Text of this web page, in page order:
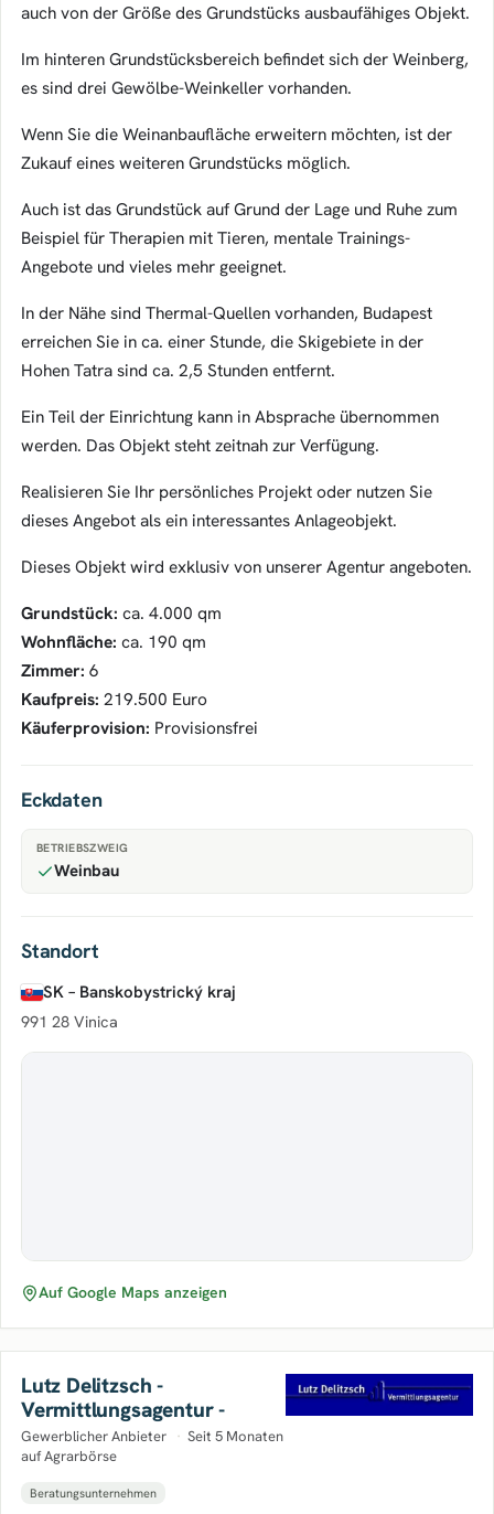
auch von der Größe des Grundstücks ausbaufähiges Objekt.
Im hinteren Grundstücksbereich befindet sich der Weinberg,
es sind drei Gewölbe-Weinkeller vorhanden.
Wenn Sie die Weinanbaufläche erweitern möchten, ist der
Zukauf eines weiteren Grundstücks möglich.
Auch ist das Grundstück auf Grund der Lage und Ruhe zum
Beispiel für Therapien mit Tieren, mentale Trainings-
Angebote und vieles mehr geeignet.
In der Nähe sind Thermal-Quellen vorhanden, Budapest
erreichen Sie in ca. einer Stunde, die Skigebiete in der
Hohen Tatra sind ca. 2,5 Stunden entfernt.
Ein Teil der Einrichtung kann in Absprache übernommen
werden. Das Objekt steht zeitnah zur Verfügung.
Realisieren Sie Ihr persönliches Projekt oder nutzen Sie
dieses Angebot als ein interessantes Anlageobjekt.
Dieses Objekt wird exklusiv von unserer Agentur angeboten.
Grundstück: ca. 4.000 qm
Wohnfläche: ca. 190 qm
Zimmer: 6
Kaufpreis: 219.500 Euro
Käuferprovision: Provisionsfrei
Eckdaten
BETRIEBSZWEIG
Weinbau
Standort
SK – Banskobystrický kraj
991 28 Vinica
Auf Google Maps anzeigen
Lutz Delitzsch -
Vermittlungsagentur -
Gewerblicher Anbieter · Seit 5 Monaten
auf Agrarbörse
Beratungsunternehmen